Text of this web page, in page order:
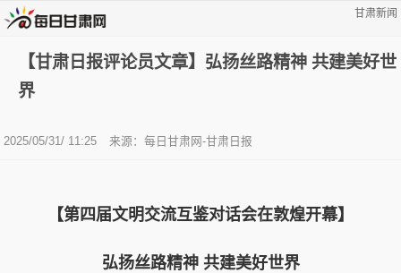
甘肃新闻
【甘肃日报评论员文章】弘扬丝路精神 共建美好世
界
2025/05/31/ 11:25 来源： 每日甘肃网-甘肃日报
【第四届文明交流互鉴对话会在敦煌开幕】
弘扬丝路精神 共建美好世界